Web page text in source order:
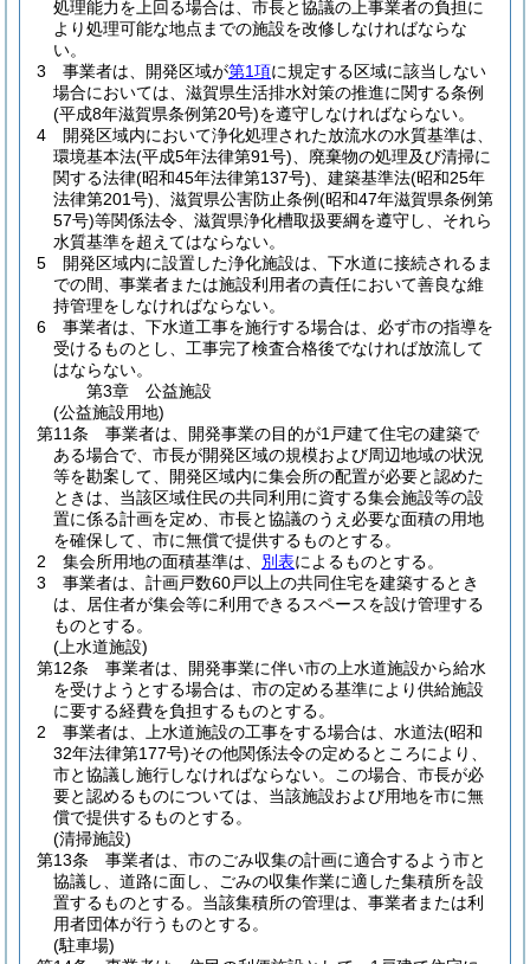
処理能力を上回る場合は、市長と協議の上事業者の負担に
より処理可能な地点までの施設を改修しなければならな
い。
3
事業者は、開発区域が第1項に規定する区域に該当しない
場合においては、滋賀県生活排水対策の推進に関する条例
(平成8年滋賀県条例第20号)を遵守しなければならない。
4
開発区域内において浄化処理された放流水の水質基準は、
環境基本法(平成5年法律第91号) 、廃棄物の処理及び清掃に
関する法律(昭和45年法律第137号) 、建築基準法(昭和25年
法律第201号) 、滋賀県公害防止条例(昭和47年滋賀県条例第
57号)等関係法令、滋賀県浄化槽取扱要綱を遵守し、それら
水質基準を超えてはならない。
5
開発区域内に設置した浄化施設は、下水道に接続されるま
での間、事業者または施設利用者の責任において善良な維
持管理をしなければならない。
6
事業者は、下水道工事を施行する場合は、必ず市の指導を
受けるものとし、工事完了検査合格後でなければ放流して
はならない。
第3章
公益施設
(公益施設用地)
第11条
事業者は、開発事業の目的が1戸建て住宅の建築で
ある場合で、市長が開発区域の規模および周辺地域の状況
等を勘案して、開発区域内に集会所の配置が必要と認めた
ときは、当該区域住民の共同利用に資する集会施設等の設
置に係る計画を定め、市長と協議のうえ必要な面積の用地
を確保して、市に無償で提供するものとする。
2
集会所用地の面積基準は、 別表によるものとする。
3
事業者は、計画戸数60戸以上の共同住宅を建築するとき
は、居住者が集会等に利用できるスペースを設け管理する
ものとする。
(上水道施設)
第12条
事業者は、開発事業に伴い市の上水道施設から給水
を受けようとする場合は、市の定める基準により供給施設
に要する経費を負担するものとする。
2
事業者は、上水道施設の工事をする場合は、水道法(昭和
32年法律第177号)その他関係法令の定めるところにより、
市と協議し施行しなければならない。
この場合、市長が必
要と認めるものについては、当該施設および用地を市に無
償で提供するものとする。
(清掃施設)
第13条
事業者は、市のごみ収集の計画に適合するよう市と
協議し、道路に面し、ごみの収集作業に適した集積所を設
置するものとする。 当該集積所の管理は、事業者または利
用者団体が行うものとする。
(駐車場)